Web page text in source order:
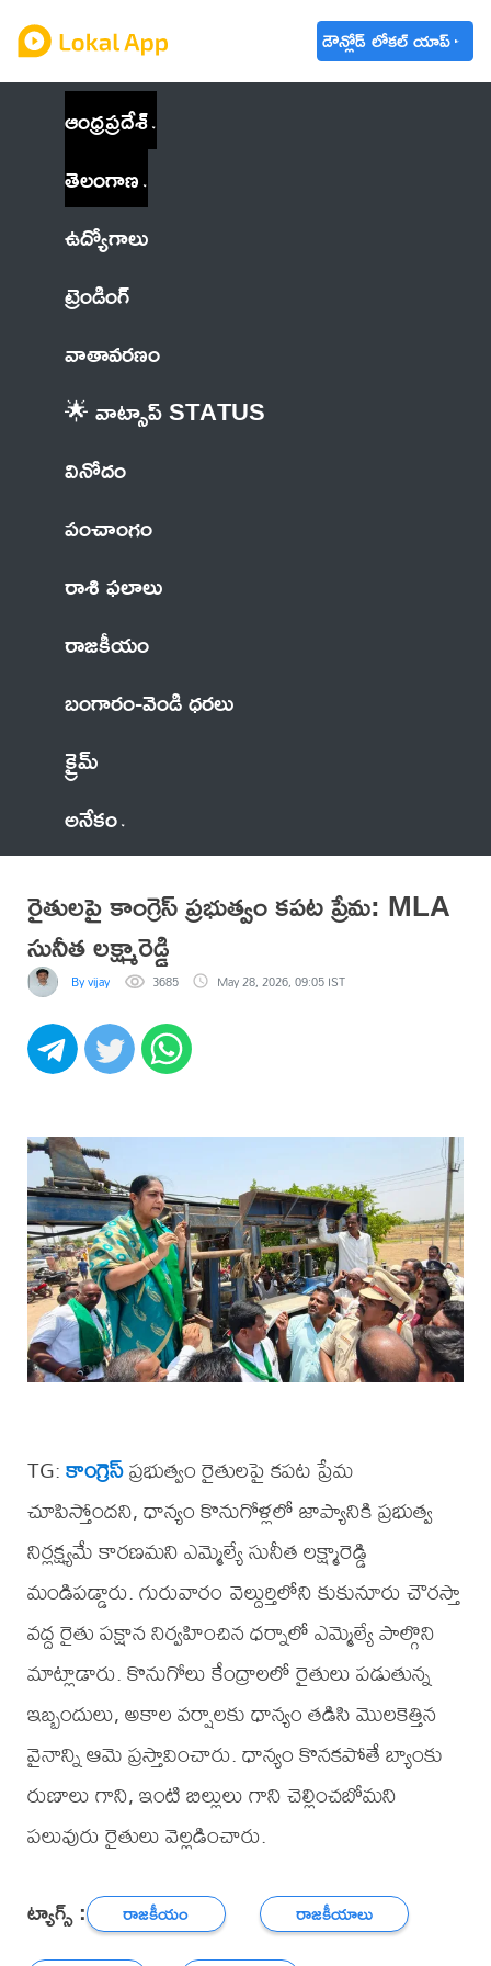
డౌన్లోడ్ లోకల్ యాప్
ఆంధ్రప్రదేశ్
తెలంగాణ
ఉద్యోగాలు
ట్రెండింగ్
వాతావరణం
🌟 వాట్సాప్ STATUS
వినోదం
పంచాంగం
రాశి ఫలాలు
రాజకీయం
బంగారం-వెండి ధరలు
క్రైమ్
అనేకం
రైతులపై కాంగ్రెస్ ప్రభుత్వం కపట ప్రేమ: MLA
సునీత లక్ష్మారెడ్డి
By vijay 3685 May 28, 2026, 09:05 IST
TG:కాంగ్రెస్ప్రభుత్వం రైతులపై కపట ప్రేమ
చూపిస్తోందని, ధాన్యం కొనుగోళ్లలో జాప్యానికి ప్రభుత్వ
నిర్లక్ష్యమే కారణమని ఎమ్మెల్యే సునీత లక్ష్మారెడ్డి
మండిపడ్డారు. గురువారం వెల్దుర్తిలోని కుకునూరు చౌరస్తా
వద్ద రైతు పక్షాన నిర్వహించిన ధర్నాలో ఎమ్మెల్యే పాల్గొని
మాట్లాడారు. కొనుగోలు కేంద్రాలలో రైతులు పడుతున్న
ఇబ్బందులు, అకాల వర్షాలకు ధాన్యం తడిసి మొలకెత్తిన
వైనాన్ని ఆమె ప్రస్తావించారు. ధాన్యం కొనకపోతే బ్యాంకు
రుణాలు గాని, ఇంటి బిల్లులు గాని చెల్లించబోమని
పలువురు రైతులు వెల్లడించారు.
ట్యాగ్స్ : రాజకీయం
రాజకీయాలు